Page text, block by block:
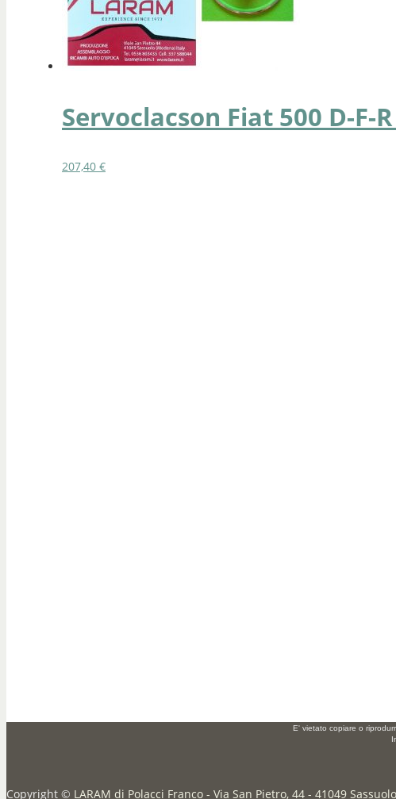
Servoclacson Fiat 500 D-F-
207,40 €
E' vietato copiare o
Copyright © LARAM di Polacci Franco - Via San Pietro, 44 - 41049